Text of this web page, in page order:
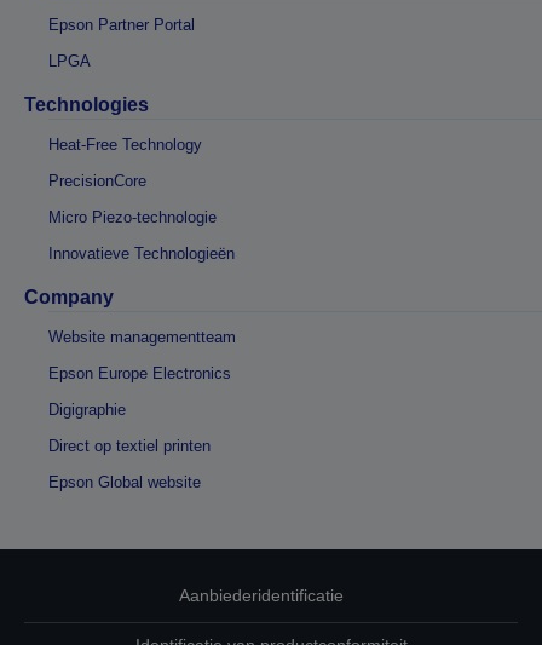
Epson Partner Portal
LPGA
Technologies
Heat-Free Technology
PrecisionCore
Micro Piezo-technologie
Innovatieve Technologieën
Company
Website managementteam
Epson Europe Electronics
Digigraphie
Direct op textiel printen
Epson Global website
Aanbiederidentificatie